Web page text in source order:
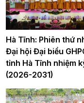
Hà Tĩnh: Phiên thứ
Đại hội Đại biểu
tỉnh Hà Tĩnh nhiệm
(2026-2031)